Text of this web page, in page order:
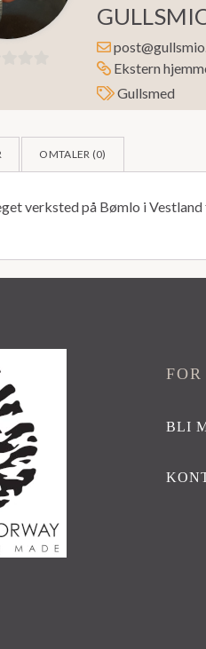
Ekstern
Gullsmed
OMTALER (0)
verksted på Bømlo i
BLI